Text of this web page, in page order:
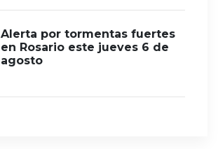
Alerta por tormentas fuertes
en Rosario este jueves 6 de
agosto